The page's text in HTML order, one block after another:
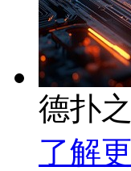
德扑
了解